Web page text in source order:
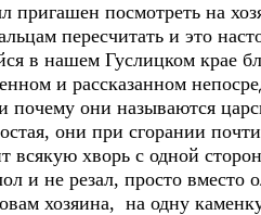
пригашен посмотреть на
пересчитать и это
в нашем Гуслицком крае
и рассказанном
почему они называются
они при сгорании почти
хворь с одной
и не резал, просто вместо
хозяина, на одну